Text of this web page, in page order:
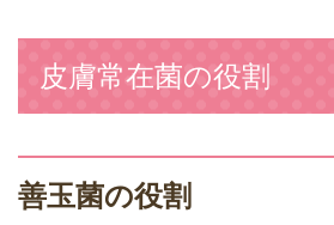
皮膚常在菌の役割
善玉菌の役割